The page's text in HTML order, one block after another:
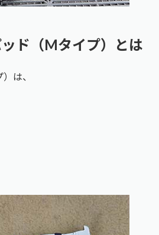
ド（Mタイプ）とは
は、